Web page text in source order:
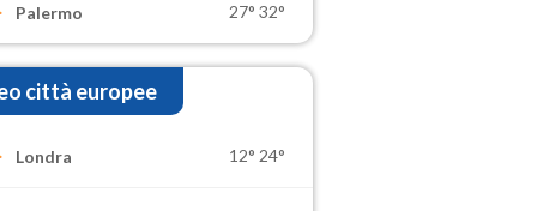
Palermo 27° 32°
città europee
Londra 12° 24°